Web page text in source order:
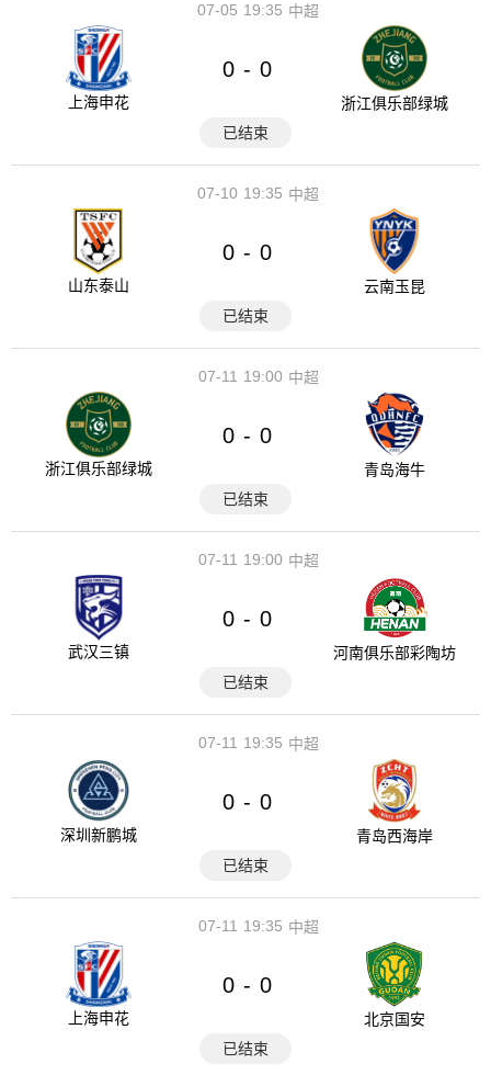
19:35
07-05 中超
上海申花
0 - 0
浙江俱乐部绿城
已结束
19:35
07-10 中超
山东泰山
0 - 0
云南玉昆
已结束
19:00
07-11 中超
浙江俱乐部绿城
0 - 0
青岛海牛
已结束
19:00
07-11 中超
武汉三镇
0 - 0
河南俱乐部彩陶坊
已结束
19:35
07-11 中超
深圳新鹏城
0 - 0
青岛西海岸
已结束
19:35
07-11 中超
上海申花
0 - 0
北京国安
已结束